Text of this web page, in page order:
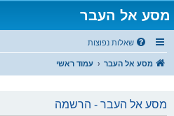
מסע אל העבר
שאלות נפוצות
מסע אל העבר עמוד ראשי
מסע אל העבר - הרשמה